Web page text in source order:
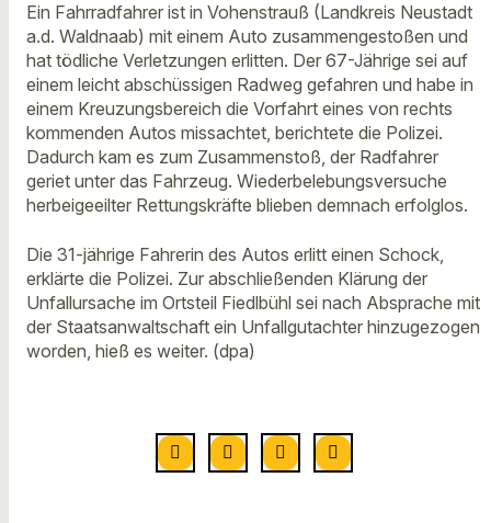
Ein Fahrradfahrer ist in Vohenstrauß (Landkreis Neustadt
a.d. Waldnaab) mit einem Auto zusammengestoßen und
hat tödliche Verletzungen erlitten. Der 67-Jährige sei auf
einem leicht abschüssigen Radweg gefahren und habe in
einem Kreuzungsbereich die Vorfahrt eines von rechts
kommenden Autos missachtet, berichtete die Polizei.
Dadurch kam es zum Zusammenstoß, der Radfahrer
geriet unter das Fahrzeug. Wiederbelebungsversuche
herbeigeeilter Rettungskräfte blieben demnach erfolglos.
Die 31-jährige Fahrerin des Autos erlitt einen Schock,
erklärte die Polizei. Zur abschließenden Klärung der
Unfallursache im Ortsteil Fiedlbühl sei nach Absprache mit
der Staatsanwaltschaft ein Unfallgutachter hinzugezogen
worden, hieß es weiter. (dpa)